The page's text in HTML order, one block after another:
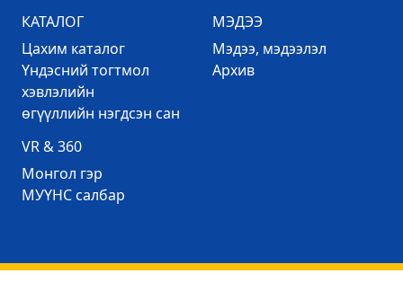
КАТАЛОГ
Цахим каталог
Үндэсний тогтмол
хэвлэлийн
өгүүллийн нэгдсэн сан
МЭДЭЭ
Mэдээ, мэдээлэл
Архив
VR & 360
Mонгол гэр
МУҮНС салбар